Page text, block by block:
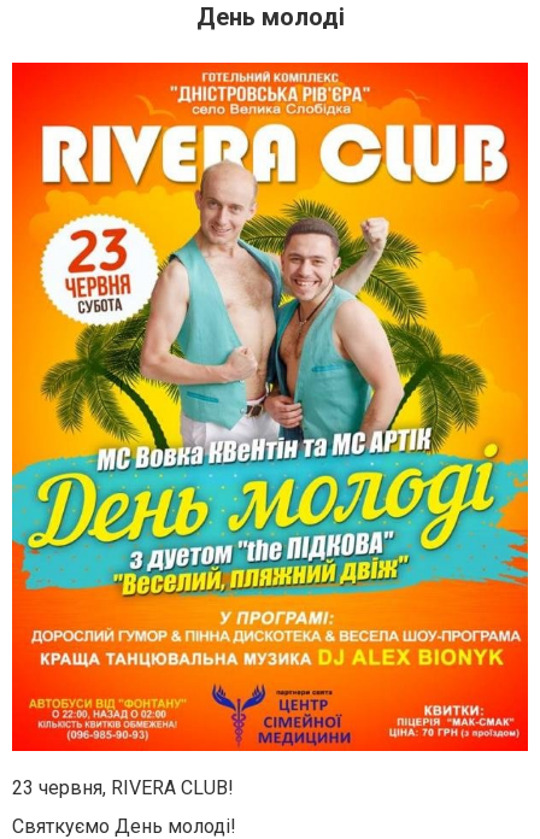
День молоді
23 червня, RIVERA CLUB!
Святкуємо День молоді!